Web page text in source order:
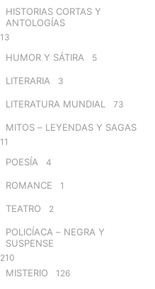
HISTORIAS CORTAS Y
ANTOLOGÍAS
13
HUMOR Y SÁTIRA 5
LITERARIA 3
LITERATURA MUNDIAL 73
MITOS – LEYENDAS Y SAGAS
11
POESÍA 4
ROMANCE 1
TEATRO 2
POLICÍACA – NEGRA Y
SUSPENSE
210
MISTERIO 126